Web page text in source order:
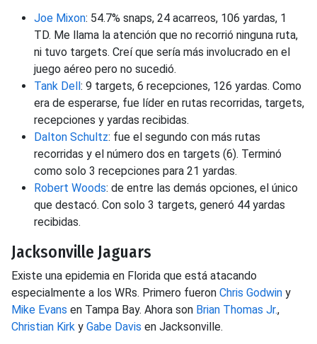
Joe Mixon: 54.7% snaps, 24 acarreos, 106 yardas, 1
TD. Me llama la atención que no recorrió ninguna ruta,
ni tuvo targets. Creí que sería más involucrado en el
juego aéreo pero no sucedió.
Tank Dell: 9 targets, 6 recepciones, 126 yardas. Como
era de esperarse, fue líder en rutas recorridas, targets,
recepciones y yardas recibidas.
Dalton Schultz: fue el segundo con más rutas
recorridas y el número dos en targets (6). Terminó
como solo 3 recepciones para 21 yardas.
Robert Woods: de entre las demás opciones, el único
que destacó. Con solo 3 targets, generó 44 yardas
recibidas.
Jacksonville Jaguars
Existe una epidemia en Florida que está atacando
especialmente a los WRs. Primero fueron Chris Godwin y
Mike Evans en Tampa Bay. Ahora son Brian Thomas Jr.,
Christian Kirk y Gabe Davis en Jacksonville.